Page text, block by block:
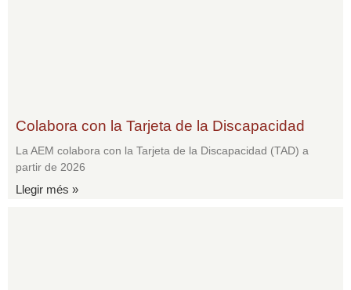
Colabora con la Tarjeta de la Discapacidad
La AEM colabora con la Tarjeta de la Discapacidad (TAD) a
partir de 2026
Llegir més »